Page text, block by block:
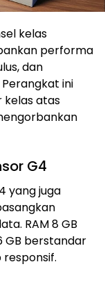
kelas
performa
dan
ini
kelas atas
G4
yang juga
RAM 8 GB
GB berstandar
responsif.